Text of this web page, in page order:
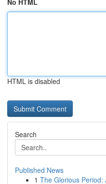
No HTML
HTML is disabled
Search
Published News
1 The Glorious Period: